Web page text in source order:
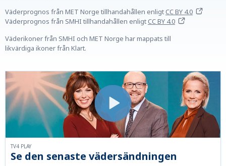
Väderprognos från MET Norge tillhandahållen enligtCC BY 4.0
Väderprognos från SMHI tillhandahållen enligtCC BY 4.0
Väderikoner från SMHI och MET Norge har mappats till
likvärdiga ikoner från Klart.
Se den senaste vädersändningen
TV4 PLAY